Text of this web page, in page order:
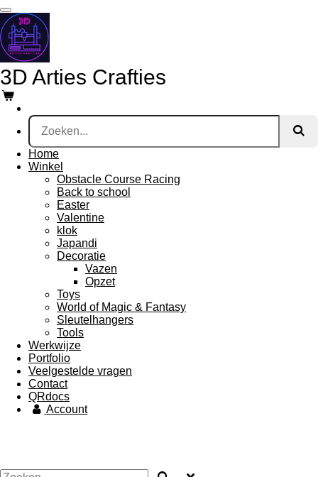
Ga
direct
naar
de
hoofdinhoud
3D Arties Crafties
Home
Winkel
Obstacle Course Racing
Back to school
Easter
Valentine
klok
Japandi
Decoratie
Vazen
Opzet
Toys
World of Magic & Fantasy
Sleutelhangers
Tools
Werkwijze
Portfolio
Veelgestelde vragen
Contact
QRdocs
Account